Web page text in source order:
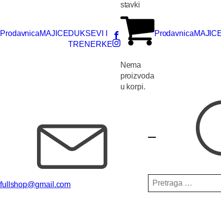
ProdavnicaMAJICEDUKSEVI I
TRENERKE
stavki
Nema
proizvoda
u korpi.
Prodavnica
fullshop@gmail.com
Pretraga
za: